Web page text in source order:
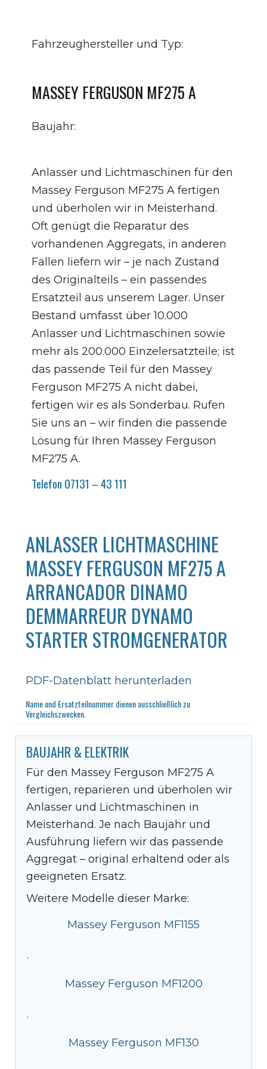
Fahrzeughersteller und Typ:
MASSEY FERGUSON MF275 A
Baujahr:
Anlasser und Lichtmaschinen für den
Massey Ferguson MF275 A fertigen
und überholen wir in Meisterhand.
Oft genügt die Reparatur des
vorhandenen Aggregats, in anderen
Fällen liefern wir – je nach Zustand
des Originalteils – ein passendes
Ersatzteil aus unserem Lager. Unser
Bestand umfasst über 10.000
Anlasser und Lichtmaschinen sowie
mehr als 200.000 Einzelersatzteile; ist
das passende Teil für den Massey
Ferguson MF275 A nicht dabei,
fertigen wir es als Sonderbau. Rufen
Sie uns an – wir finden die passende
Lösung für Ihren Massey Ferguson
MF275 A.
Telefon 07131 – 43 111
ANLASSER LICHTMASCHINE
MASSEY FERGUSON MF275 A
ARRANCADOR DINAMO
DEMMARREUR DYNAMO
STARTER STROMGENERATOR
PDF-Datenblatt herunterladen
Name und Ersatzteilnummer dienen ausschließlich zu
Vergleichszwecken.
BAUJAHR & ELEKTRIK
Für den Massey Ferguson MF275 A
fertigen, reparieren und überholen wir
Anlasser und Lichtmaschinen in
Meisterhand. Je nach Baujahr und
Ausführung liefern wir das passende
Aggregat – original erhaltend oder als
geeigneten Ersatz.
Weitere Modelle dieser Marke:
Massey Ferguson MF1155
·
Massey Ferguson MF1200
·
Massey Ferguson MF130